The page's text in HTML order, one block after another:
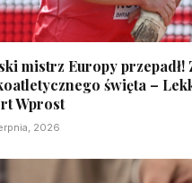
mistrz Europy przepadł!
święta –
Wprost
2026